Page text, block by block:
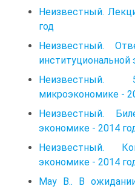
Неизвестный.
год
Неизвестный.
институциональной
микроэкономике -
Неизвестный.
экономике - 2014
Неизвестный.
экономике - 2014
May B.. В